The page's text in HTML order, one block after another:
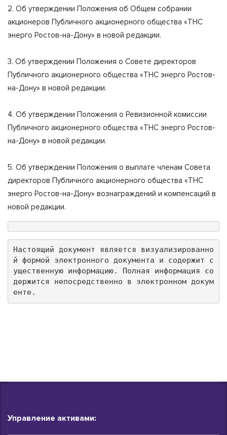
2. Об утверждении Положения об Общем собрании
акционеров Публичного акционерного общества «ТНС
энерго Ростов-на-Дону» в новой редакции.
3. Об утверждении Положения о Совете директоров
Публичного акционерного общества «ТНС энерго Ростов-
на-Дону» в новой редакции.
4. Об утверждении Положения о Ревизионной комиссии
Публичного акционерного общества «ТНС энерго Ростов-
на-Дону» в новой редакции.
5. Об утверждении Положения о выплате членам Совета
директоров Публичного акционерного общества «ТНС
энерго Ростов-на-Дону» вознаграждений и компенсаций в
новой редакции.
Настоящий документ является визуализированно
й формой электронного документа и содержит с
ущественную информацию. Полная информация со
держится непосредственно в электронном докум
енте.
Управление активами: